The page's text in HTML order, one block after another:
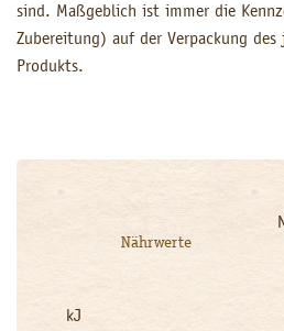
sind. Maßgeblich ist immer die
Zubereitung) auf der Verpackung
Produkts.
Nährwerte
kJ